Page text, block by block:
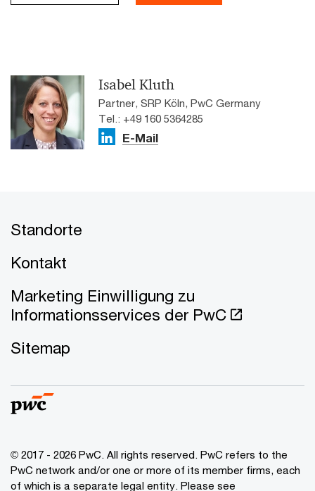
Isabel Kluth
Partner, SRP Köln, PwC Germany
Tel.: +49 160 5364285
E-Mail
Standorte
Kontakt
Marketing Einwilligung zu
Informationsservices der PwC
Sitemap
© 2017 - 2026 PwC. All rights reserved. PwC refers to the
PwC network and/or one or more of its member firms, each
of which is a separate legal entity. Please see